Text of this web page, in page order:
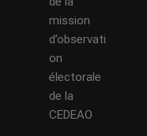
mission
d’observati
on
électorale
de la
CEDEAO